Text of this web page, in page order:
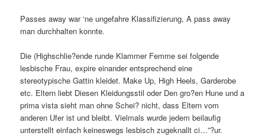
Passes away war ‘ne ungefahre Klassifizierung, A pass away
man durchhalten konnte.
Die (Highschlie?ende runde Klammer Femme sei folgende
lesbische Frau, expire einander entsprechend eine
stereotypische Gattin kleidet. Make Up, High Heels, Garderobe
etc. Eltern liebt Diesen Kleidungsstil oder Den gro?en Hune und a
prima vista sieht man ohne Schei? nicht, dass Eltern vom
anderen Ufer ist und bleibt. Vielmals wurde jedem beilaufig
unterstellt einfach keineswegs lesbisch zugeknallt ci…”?ur.